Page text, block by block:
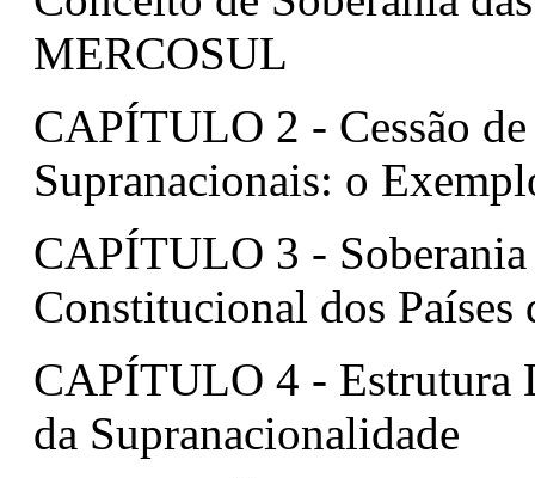
MERCOSUL
CAPÍTULO 2 - Cessão de
Supranacionais: o
CAPÍTULO 3 -
Constitucional dos
CAPÍTULO 4 - Estrutura
da Supranacionalidade